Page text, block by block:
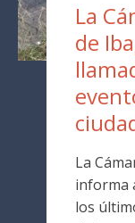
La
de
La
informa
los